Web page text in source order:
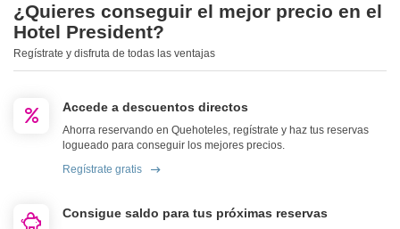
¿Quieres conseguir el mejor precio en el
Hotel President?
Regístrate y disfruta de todas las ventajas
Accede a descuentos directos
Ahorra reservando en Quehoteles, regístrate y haz tus reservas
logueado para conseguir los mejores precios.
Regístrate gratis
Consigue saldo para tus próximas reservas